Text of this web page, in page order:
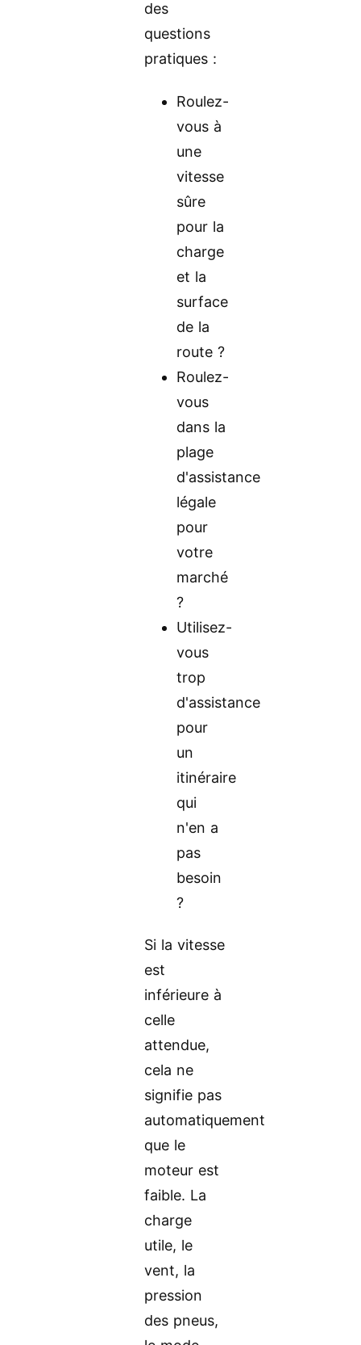
des
questions
pratiques :
Roulez-
vous à
une
vitesse
sûre
pour la
charge
et la
surface
de la
route ?
Roulez-
vous
dans la
plage
d'assistance
légale
pour
votre
marché
?
Utilisez-
vous
trop
d'assistance
pour
un
itinéraire
qui
n'en a
pas
besoin
?
Si la vitesse
est
inférieure à
celle
attendue,
cela ne
signifie pas
automatiquement
que le
moteur est
faible. La
charge
utile, le
vent, la
pression
des pneus,